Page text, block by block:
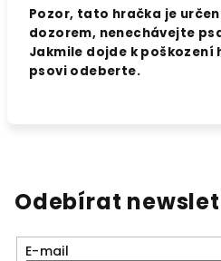
Pozor, tato hračka je
dozorem, nenechávejte
Jakmile dojde k poškození
psovi odeberte.
Odebírat
E-mail